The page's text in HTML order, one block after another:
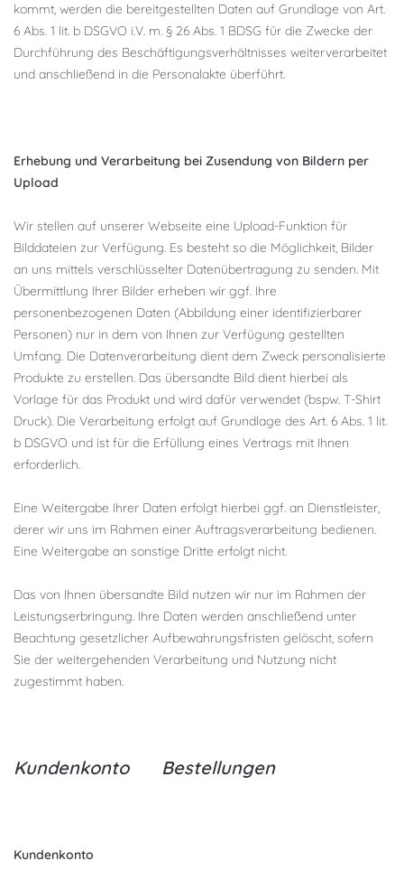
kommt, werden die bereitgestellten Daten auf Grundlage von Art.
6 Abs. 1 lit. b DSGVO i.V. m. § 26 Abs. 1 BDSG für die Zwecke der
Durchführung des Beschäftigungsverhältnisses weiterverarbeitet
und anschließend in die Personalakte überführt.
Erhebung und Verarbeitung bei Zusendung von Bildern per
Upload
Wir stellen auf unserer Webseite eine Upload-Funktion für
Bilddateien zur Verfügung. Es besteht so die Möglichkeit, Bilder
an uns mittels verschlüsselter Datenübertragung zu senden. Mit
Übermittlung Ihrer Bilder erheben wir ggf. Ihre
personenbezogenen Daten (Abbildung einer identifizierbarer
Personen) nur in dem von Ihnen zur Verfügung gestellten
Umfang. Die Datenverarbeitung dient dem Zweck personalisierte
Produkte zu erstellen. Das übersandte Bild dient hierbei als
Vorlage für das Produkt und wird dafür verwendet (bspw. T-Shirt
Druck). Die Verarbeitung erfolgt auf Grundlage des Art. 6 Abs. 1 lit.
b DSGVO und ist für die Erfüllung eines Vertrags mit Ihnen
erforderlich.
Eine Weitergabe Ihrer Daten erfolgt hierbei ggf. an Dienstleister,
derer wir uns im Rahmen einer Auftragsverarbeitung bedienen.
Eine Weitergabe an sonstige Dritte erfolgt nicht.
Das von Ihnen übersandte Bild nutzen wir nur im Rahmen der
Leistungserbringung. Ihre Daten werden anschließend unter
Beachtung gesetzlicher Aufbewahrungsfristen gelöscht, sofern
Sie der weitergehenden Verarbeitung und Nutzung nicht
zugestimmt haben.
Kundenkonto Bestellungen
Kundenkonto